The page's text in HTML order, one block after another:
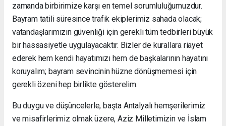
zamanda birbirimize karşı en temel sorumluluğumuzdur.
Bayram tatili süresince trafik ekiplerimiz sahada olacak;
vatandaşlarımızın güvenliği için gerekli tüm tedbirleri büyük
bir hassasiyetle uygulayacaktır. Bizler de kurallara riayet
ederek hem kendi hayatımızı hem de başkalarının hayatını
koruyalım; bayram sevincinin hüzne dönüşmemesi için
gerekli özeni hep birlikte gösterelim.
Bu duygu ve düşüncelerle, başta Antalyalı hemşerilerimiz
ve misafirlerimiz olmak üzere, Aziz Milletimizin ve İslam